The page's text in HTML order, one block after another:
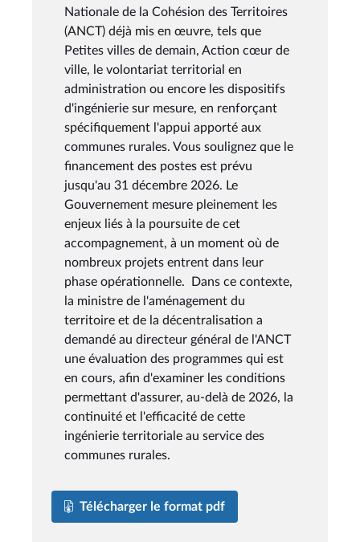
Nationale de la Cohésion des Territoires
(ANCT) déjà mis en œuvre, tels que
Petites villes de demain, Action cœur de
ville, le volontariat territorial en
administration ou encore les dispositifs
d'ingénierie sur mesure, en renforçant
spécifiquement l'appui apporté aux
communes rurales. Vous soulignez que le
financement des postes est prévu
jusqu'au 31 décembre 2026. Le
Gouvernement mesure pleinement les
enjeux liés à la poursuite de cet
accompagnement, à un moment où de
nombreux projets entrent dans leur
phase opérationnelle. Dans ce contexte,
la ministre de l'aménagement du
territoire et de la décentralisation a
demandé au directeur général de l'ANCT
une évaluation des programmes qui est
en cours, afin d'examiner les conditions
permettant d'assurer, au-delà de 2026, la
continuité et l'efficacité de cette
ingénierie territoriale au service des
communes rurales.
Télécharger le format pdf